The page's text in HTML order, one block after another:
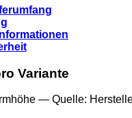
Variante
— Quelle: